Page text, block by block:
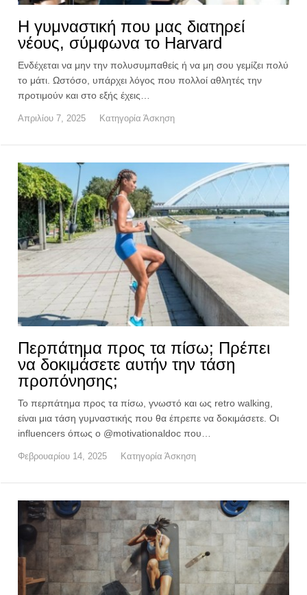
Η γυμναστική που μας διατηρεί
νέους, σύμφωνα το Harvard
Ενδέχεται να μην την πολυσυμπαθείς ή να μη σου γεμίζει πολύ
το μάτι. Ωστόσο, υπάρχει λόγος που πολλοί αθλητές την
προτιμούν και στο εξής έχεις…
Απριλίου 7, 2025 Κατηγορία Άσκηση
Περπάτημα προς τα πίσω; Πρέπει
να δοκιμάσετε αυτήν την τάση
προπόνησης;
Το περπάτημα προς τα πίσω, γνωστό και ως retro walking,
είναι μια τάση γυμναστικής που θα έπρεπε να δοκιμάσετε. Οι
influencers όπως ο @motivationaldoc που…
Φεβρουαρίου 14, 2025 Κατηγορία Άσκηση